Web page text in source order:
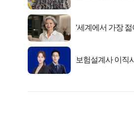
‘세계에서 가장
보험설계사 이직